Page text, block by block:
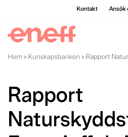
Kontakt Ansök
Hem» Kunskapsbanken » Rapport
Rapport